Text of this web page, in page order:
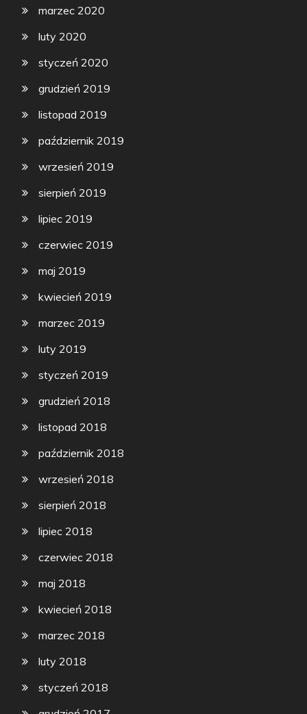
marzec 2020
luty 2020
styczeń 2020
grudzień 2019
listopad 2019
październik 2019
wrzesień 2019
sierpień 2019
lipiec 2019
czerwiec 2019
maj 2019
kwiecień 2019
marzec 2019
luty 2019
styczeń 2019
grudzień 2018
listopad 2018
październik 2018
wrzesień 2018
sierpień 2018
lipiec 2018
czerwiec 2018
maj 2018
kwiecień 2018
marzec 2018
luty 2018
styczeń 2018